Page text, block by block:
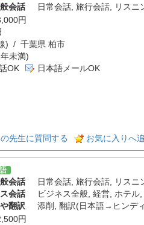
会話 日常会話, 旅行会話, リスニ
円
) / 千葉県 柏市
未満)
OK 日本語メールOK
先生に質問する お気に入りへ
会話 日常会話, 旅行会話, リスニ
会話
ビジネス全般, 経営, ホテル,
翻訳
添削 , 翻訳(日本語→ヒンデ
円